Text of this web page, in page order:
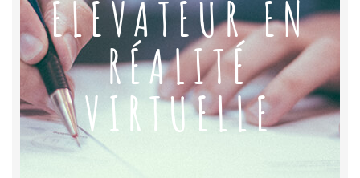
ÉLÉVATEUR EN
RÉALITÉ
VIRTUELLE